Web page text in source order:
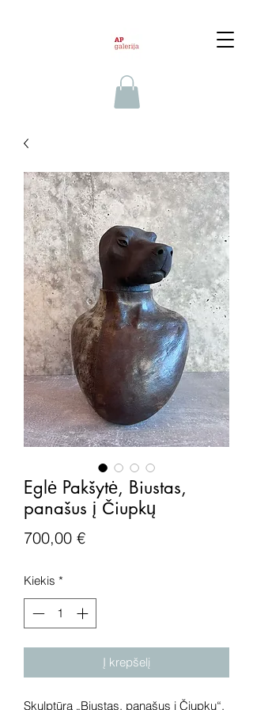
Eglė Pakšytė, Biustas,
panašus į Čiupkų
700,00 €Price
Kiekis *
Į krepšelį
Skulptūra „Biustas, panašus į Čiupkų“,